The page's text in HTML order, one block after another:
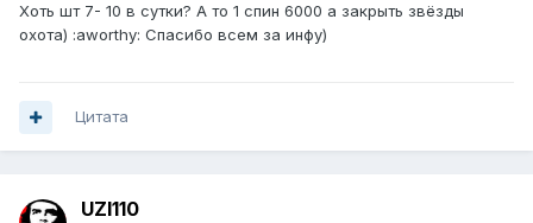
Хоть шт 7- 10 в сутки? А то 1 спин 6000 а закрыть звёзды
охота) :aworthy: Спасибо всем за инфу)
Цитата
UZI110